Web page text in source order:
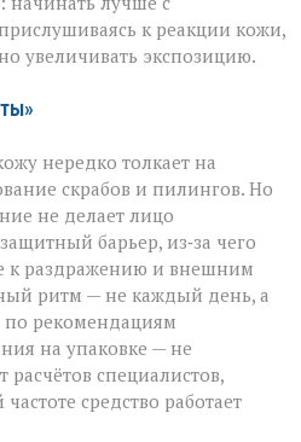
к реакции кожи,
увеличивать экспозицию.
нередко толкает на
скрабов и пилингов. Но
не делает лицо
барьер, из‑за чего
к раздражению и внешним
ритм — не каждый день, а
по рекомендациям
на упаковке — не
расчётов специалистов,
средство работает